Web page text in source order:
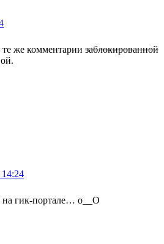
же комментарии заблокированной
14:24
на гик-портале… o__O